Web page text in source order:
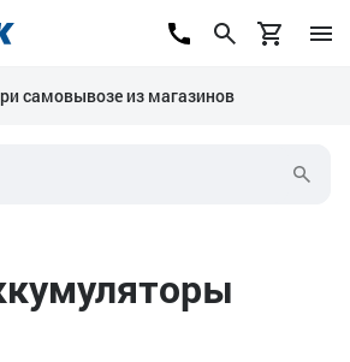
самовывозе из магазинов